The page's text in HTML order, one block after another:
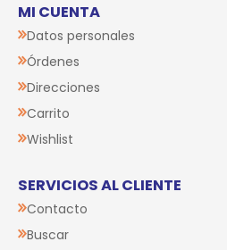
MI CUENTA
Datos personales
Órdenes
Direcciones
Carrito
Wishlist
SERVICIOS AL CLIENTE
Contacto
Buscar